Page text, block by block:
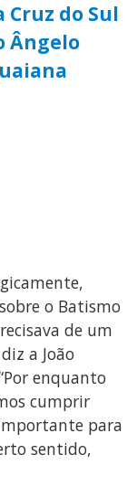
Cruz do Sul
Ângelo
o Batismo
de um
a João
enquanto
cumprir
para
sentido,